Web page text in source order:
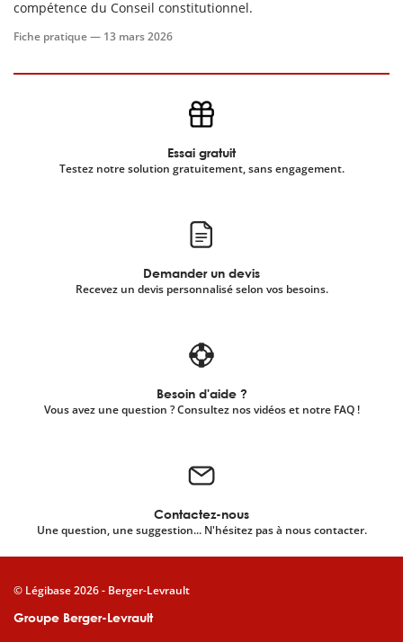
compétence du Conseil constitutionnel.
Fiche pratique — 13 mars 2026
Essai gratuit
Testez notre solution gratuitement, sans engagement.
Demander un devis
Recevez un devis personnalisé selon vos besoins.
Besoin d'aide ?
Vous avez une question ? Consultez nos vidéos et notre FAQ !
Contactez-nous
Une question, une suggestion... N'hésitez pas à nous contacter.
Groupe Berger-Levrault
© Légibase 2026 - Berger-Levrault